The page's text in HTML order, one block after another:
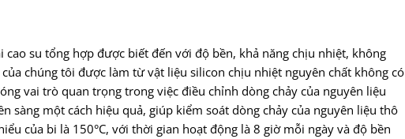
su tổng hợp được biết đến với độ bền, khả năng chịu nhiệt, không
chúng tôi được làm từ vật liệu silicon chịu nhiệt nguyên chất không có
vai trò quan trọng trong việc điều chỉnh dòng chảy của nguyên liệu
sàng một cách hiệu quả, giúp kiểm soát dòng chảy của nguyên liệu thô
của bi là 150°C, với thời gian hoạt động là 8 giờ mỗi ngày và độ bền